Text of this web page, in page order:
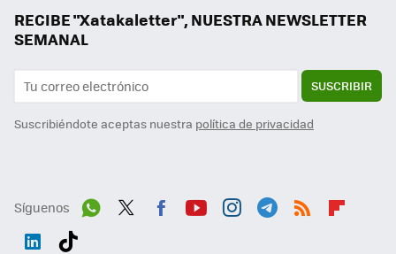
RECIBE "Xatakaletter", NUESTRA NEWSLETTER
SEMANAL
SUSCRIBIR
Suscribiéndote aceptas nuestra política de privacidad
Síguenos